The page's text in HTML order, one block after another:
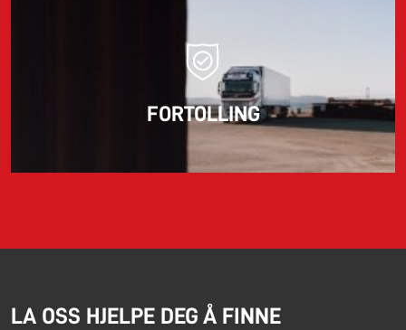
FORTOLLING
LA OSS HJELPE DEG Å FINNE